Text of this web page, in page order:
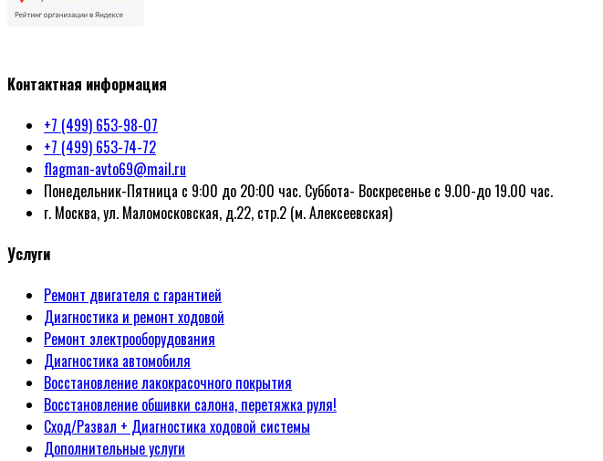
Контактная информация
+7 (499) 653-98-07
+7 (499) 653-74-72
flagman-avto69@mail.ru
Понедельник-Пятница с 9:00 до 20:00 час. Суббота- Воскресенье с 9.00-до 19.00 час.
г. Москва, ул. Маломосковская, д.22, стр.2 (м. Алексеевская)
Услуги
Ремонт двигателя с гарантией
Диагностика и ремонт ходовой
Ремонт электрооборудования
Диагностика автомобиля
Восстановление лакокрасочного покрытия
Восстановление обшивки салона, перетяжка руля!
Сход/Развал + Диагностика ходовой системы
Дополнительные услуги